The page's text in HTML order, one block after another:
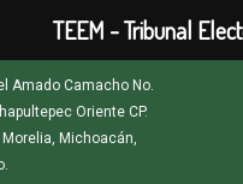
Amado Camacho No.
Oriente CP.
Michoacán,
TEEM - Tribunal